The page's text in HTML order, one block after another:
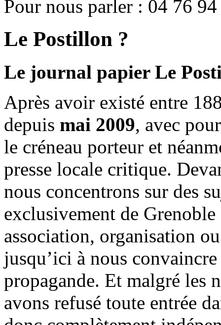
Pour nous parler : 04 76
Le Postillon ?
Le journal papier Le
Après avoir existé entre
depuis mai 2009, avec
le créneau porteur et
presse locale critique.
nous concentrons sur des
exclusivement de
association, organisation
jusqu’ici à nous
propagande. Et malgré les
avons refusé toute entrée